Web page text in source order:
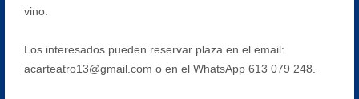
vino.
Los interesados pueden reservar plaza en el email:
acarteatro13@gmail.com o en el WhatsApp 613 079 248.